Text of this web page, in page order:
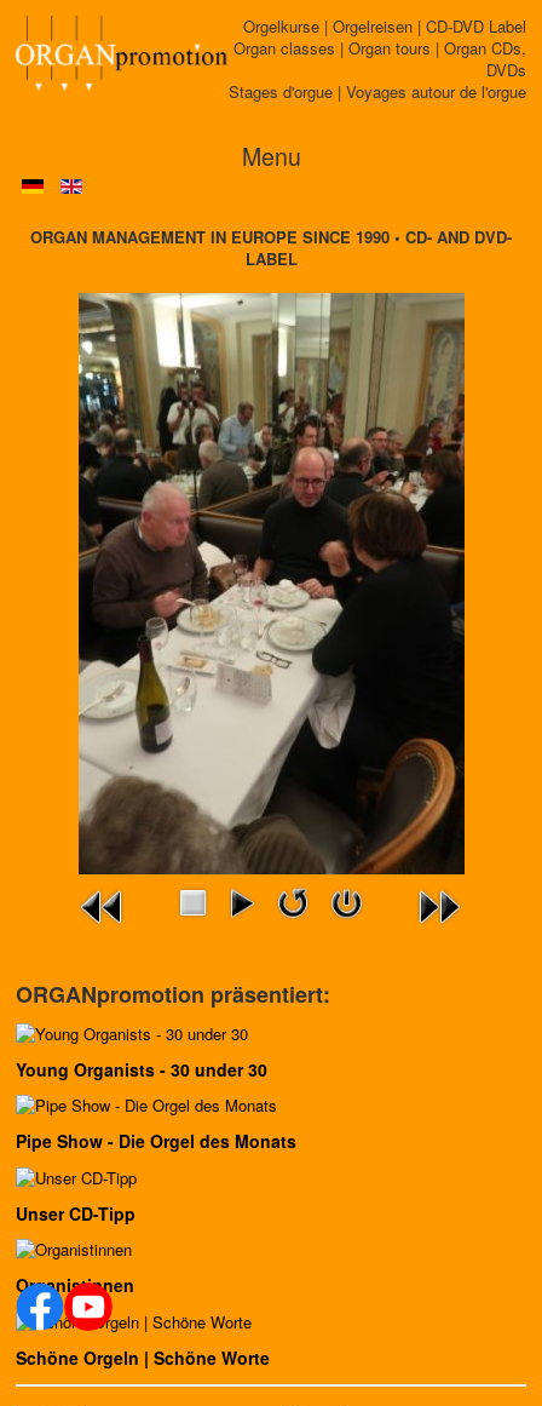
Orgelkurse | Orgelreisen | CD-DVD Label
Organ classes | Organ tours | Organ CDs,
DVDs
Stages d'orgue | Voyages autour de l'orgue
Menu
ORGAN MANAGEMENT IN EUROPE SINCE 1990 • CD- AND DVD-
LABEL
ORGANpromotion präsentiert:
Young Organists - 30 under 30
Pipe Show - Die Orgel des Monats
Unser CD-Tipp
Organistinnen
Schöne Orgeln | Schöne Worte